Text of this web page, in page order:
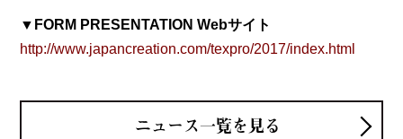
▼FORM PRESENTATION Webサイト
http://www.japancreation.com/texpro/2017/index.html
ニュース一覧を見る